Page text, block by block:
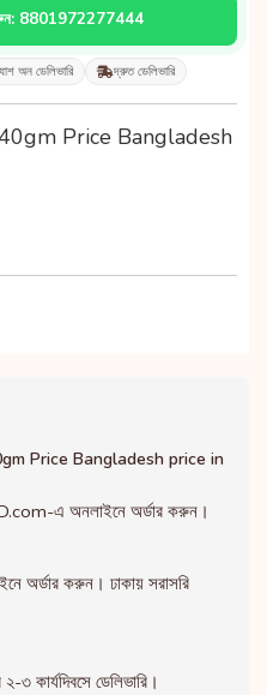
করুন: 8801972277444
অন ডেলিভারি দ্রুত ডেলিভারি
Price Bangladesh
Price Bangladesh price in
এ অনলাইনে অর্ডার করুন।
অর্ডার করুন। ঢাকায় সরাসরি
৩ কার্যদিবসে ডেলিভারি।